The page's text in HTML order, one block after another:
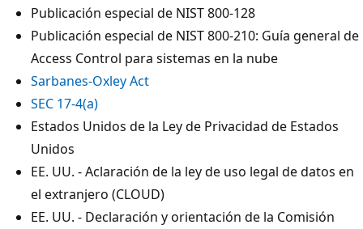
Publicación especial de NIST 800-128
Publicación especial de NIST 800-210: Guía general de
Access Control para sistemas en la nube
Sarbanes-Oxley Act
SEC 17-4(a)
Estados Unidos de la Ley de Privacidad de Estados
Unidos
EE. UU. - Aclaración de la ley de uso legal de datos en
el extranjero (CLOUD)
EE. UU. - Declaración y orientación de la Comisión